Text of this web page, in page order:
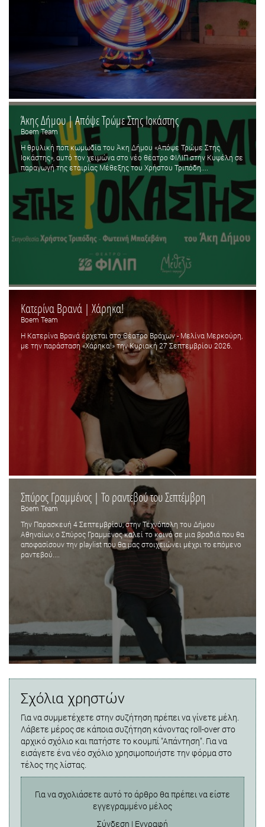
Άκης Δήμου | Απόψε Τρώμε Στης Ιοκάστης
Boem Team
Η θρυλική ποπ κωμωδία του Άκη Δήμου «Απόψε Τρώμε Στης
Ιοκάστης», αυτό τον χειμώνα στο νέο θέατρο ΦΙΛΙΠ στην Κυψέλη σε
παραγωγή της εταιρίας Μέθεξης του Χρήστου Τριπόδη....
Κατερίνα Βρανά | Χάρηκα!
Boem Team
Η Κατερίνα Βρανά έρχεται στο Θέατρο Βράχων - Μελίνα Μερκούρη,
με την παράσταση «Χάρηκα!» την Κυριακή 27 Σεπτεμβρίου 2026.
Σπύρος Γραμμένος | Το ραντεβού του Σεπτέμβρη
Boem Team
Την Παρασκευή 4 Σεπτεμβρίου, στην Τεχνόπολη του Δήμου
Αθηναίων, ο Σπύρος Γραμμένος καλεί το κοινό σε μια βραδιά που θα
αποφασίσουν την playlist που θα μας στοιχειώνει μέχρι το επόμενο
ραντεβού....
Σχόλια χρηστών
Για να συμμετέχετε στην συζήτηση πρέπει να γίνετε μέλη.
Λάβετε μέρος σε κάποια συζήτηση κάνοντας roll-over στο
αρχικό σχόλιο και πατήστε το κουμπί "Απάντηση". Για να
εισάγετε ένα νέο σχόλιο χρησιμοποιήστε την φόρμα στο
τέλος της λίστας.
Για να σχολιάσετε αυτό το άρθρο θα πρέπει να είστε
εγγεγραμμένο μέλος
Σύνδεση | Εγγραφή